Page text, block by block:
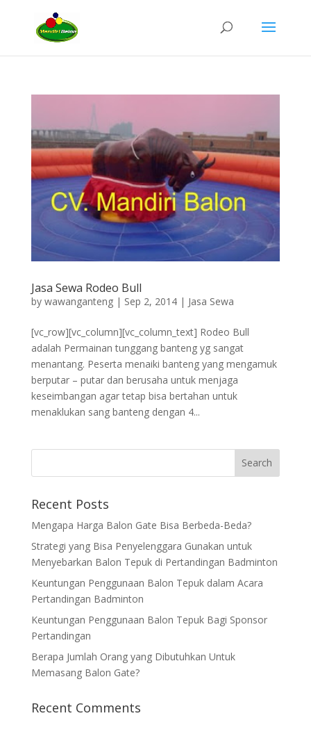
Jasa Sewa Rodeo Bull
by wawanganteng| Sep 2, 2014| Jasa Sewa
[vc_row][vc_column][vc_column_text] Rodeo Bull
adalah Permainan tunggang banteng yg sangat
menantang. Peserta menaiki banteng yang mengamuk
berputar – putar dan berusaha untuk menjaga
keseimbangan agar tetap bisa bertahan untuk
menaklukan sang banteng dengan 4...
Recent Posts
Mengapa Harga Balon Gate Bisa Berbeda-Beda?
Strategi yang Bisa Penyelenggara Gunakan untuk
Menyebarkan Balon Tepuk di Pertandingan Badminton
Keuntungan Penggunaan Balon Tepuk dalam Acara
Pertandingan Badminton
Keuntungan Penggunaan Balon Tepuk Bagi Sponsor
Pertandingan
Berapa Jumlah Orang yang Dibutuhkan Untuk
Memasang Balon Gate?
Recent Comments